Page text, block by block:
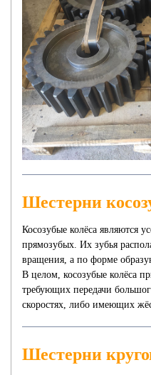
Шестерни
Косозубые колёса являются
прямозубых. Их зубья
вращения, а по форме
В целом, косозубые колёса
требующих передачи
скоростях, либо имеющих
Шестерни